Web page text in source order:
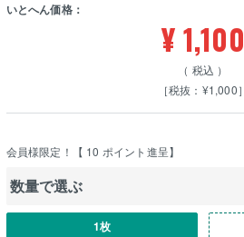
いとへん価格：
¥1,100
税込
［税抜：¥1,000］
会員様限定！【 10 ポイント進呈】
数量で選ぶ
1枚